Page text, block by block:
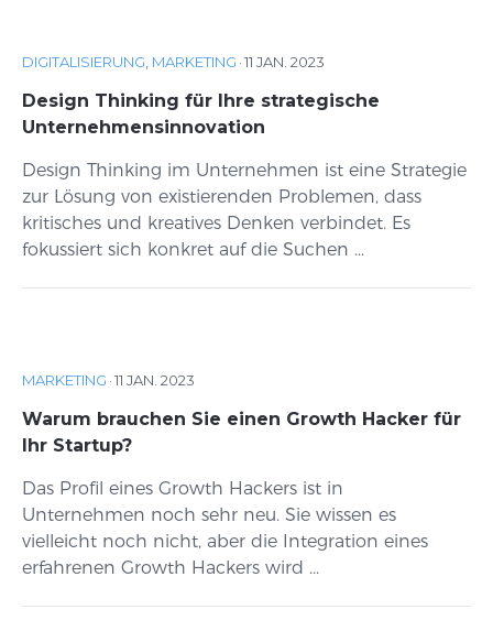
DIGITALISIERUNG MARKETING ·11 JAN. 2023
Design Thinking für Ihre strategische
Unternehmensinnovation
Design Thinking im Unternehmen ist eine Strategie
zur Lösung von existierenden Problemen, dass
kritisches und kreatives Denken verbindet. Es
fokussiert sich konkret auf die Suchen ...
MARKETING ·11 JAN. 2023
Warum brauchen Sie einen Growth Hacker für
Ihr Startup?
Das Profil eines Growth Hackers ist in
Unternehmen noch sehr neu. Sie wissen es
vielleicht noch nicht, aber die Integration eines
erfahrenen Growth Hackers wird ...